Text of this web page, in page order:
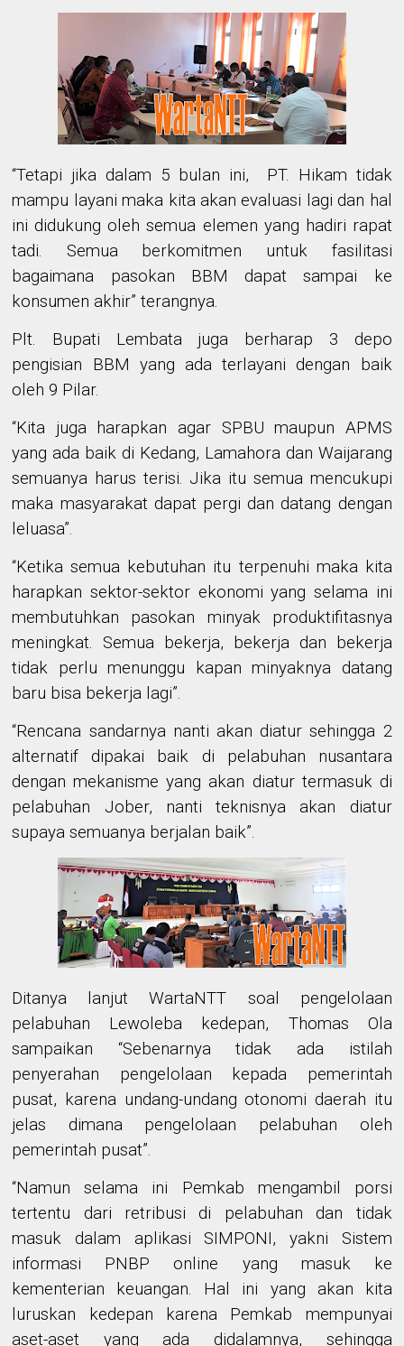
“Tetapi jika dalam 5 bulan ini, PT. Hikam tidak
mampu layani maka kita akan evaluasi lagi dan hal
ini didukung oleh semua elemen yang hadiri rapat
tadi. Semua berkomitmen untuk fasilitasi
bagaimana pasokan BBM dapat sampai ke
konsumen akhir” terangnya.
Plt. Bupati Lembata juga berharap 3 depo
pengisian BBM yang ada terlayani dengan baik
oleh 9 Pilar.
“Kita juga harapkan agar SPBU maupun APMS
yang ada baik di Kedang, Lamahora dan Waijarang
semuanya harus terisi. Jika itu semua mencukupi
maka masyarakat dapat pergi dan datang dengan
leluasa”.
“Ketika semua kebutuhan itu terpenuhi maka kita
harapkan sektor-sektor ekonomi yang selama ini
membutuhkan pasokan minyak produktifitasnya
meningkat. Semua bekerja, bekerja dan bekerja
tidak perlu menunggu kapan minyaknya datang
baru bisa bekerja lagi”.
“Rencana sandarnya nanti akan diatur sehingga 2
alternatif dipakai baik di pelabuhan nusantara
dengan mekanisme yang akan diatur termasuk di
pelabuhan Jober, nanti teknisnya akan diatur
supaya semuanya berjalan baik”.
Ditanya lanjut WartaNTT soal pengelolaan
pelabuhan Lewoleba kedepan, Thomas Ola
sampaikan “Sebenarnya tidak ada istilah
penyerahan pengelolaan kepada pemerintah
pusat, karena undang-undang otonomi daerah itu
jelas dimana pengelolaan pelabuhan oleh
pemerintah pusat”.
“Namun selama ini Pemkab mengambil porsi
tertentu dari retribusi di pelabuhan dan tidak
masuk dalam aplikasi SIMPONI, yakni Sistem
informasi PNBP online yang masuk ke
kementerian keuangan. Hal ini yang akan kita
luruskan kedepan karena Pemkab mempunyai
aset-aset yang ada didalamnya, sehingga